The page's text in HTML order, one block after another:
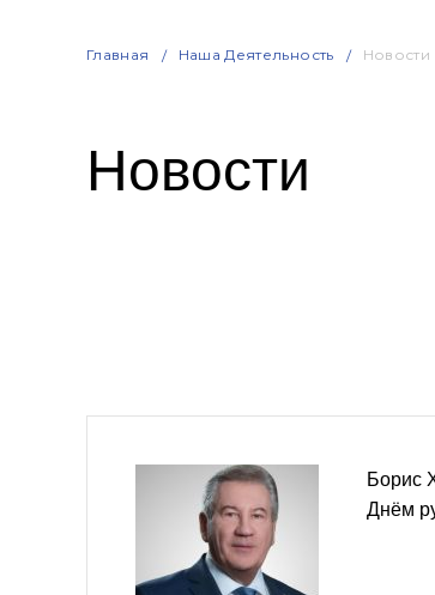
Главная Наша Деятельность Новости
Новости
Борис
Днём